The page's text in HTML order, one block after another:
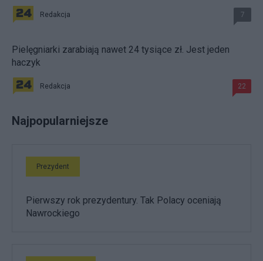
Redakcja 7
Pielęgniarki zarabiają nawet 24 tysiące zł. Jest jeden
haczyk
Redakcja 22
Najpopularniejsze
Prezydent
Pierwszy rok prezydentury. Tak Polacy oceniają
Nawrockiego